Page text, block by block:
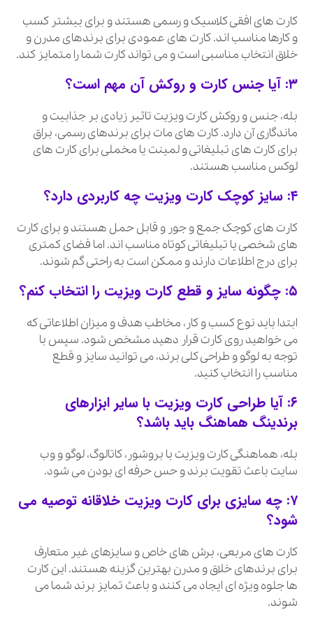
کارت های افقی کلاسیک و رسمی هستند و برای بیشتر کسب
و کارها مناسب اند. کارت های عمودی برای برندهای مدرن و
خلاق انتخاب مناسبی است و می تواند کارت شما را متمایز کند.
۳: آیا جنس کارت و روکش آن مهم است؟
بله، جنس و روکش کارت ویزیت تاثیر زیادی بر جذابیت و
ماندگاری آن دارد. کارت های مات برای برندهای رسمی، براق
برای کارت های تبلیغاتی و لمینت یا مخملی برای کارت های
لوکس مناسب هستند.
۴: سایز کوچک کارت ویزیت چه کاربردی دارد؟
کارت های کوچک جمع و جور و قابل حمل هستند و برای کارت
های شخصی یا تبلیغاتی کوتاه مناسب اند. اما فضای کمتری
برای درج اطلاعات دارند و ممکن است به راحتی گم شوند.
۵: چگونه سایز و قطع کارت ویزیت را انتخاب کنم؟
ابتدا باید نوع کسب و کار، مخاطب هدف و میزان اطلاعاتی که
می خواهید روی کارت قرار دهید مشخص شود. سپس با
توجه به لوگو و طراحی کلی برند، می توانید سایز و قطع
مناسب را انتخاب کنید.
۶: آیا طراحی کارت ویزیت با سایر ابزارهای
برندینگ هماهنگ باید باشد؟
بله، هماهنگی کارت ویزیت با بروشور، کاتالوگ، لوگو و وب
سایت باعث تقویت برند و حس حرفه ای بودن می شود.
۷: چه سایزی برای کارت ویزیت خلاقانه توصیه می
شود؟
کارت های مربعی، برش های خاص و سایزهای غیر متعارف
برای برندهای خلاق و مدرن بهترین گزینه هستند. این کارت
ها جلوه ویژه ای ایجاد می کنند و باعث تمایز برند شما می
شوند.